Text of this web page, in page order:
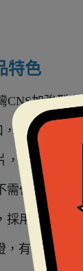
特色
CNS加強型
是國際上公
，採用抗
任何工具即
採用
，有四種閃